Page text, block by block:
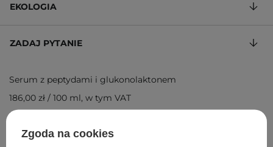
EKOLOGIA
ZADAJ PYTANIE
Serum z peptydami i glukonolaktonem
186,00 zł / 100 ml, w tym VAT
ID towaru: 19850
Zgoda na cookies